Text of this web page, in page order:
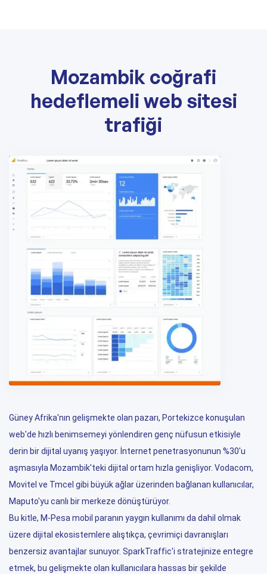
Mozambik coğrafi
hedeflemeli web sitesi
trafiği
Güney Afrika'nın gelişmekte olan pazarı, Portekizce konuşulan
web'de hızlı benimsemeyi yönlendiren genç nüfusun etkisiyle
derin bir dijital uyanış yaşıyor. İnternet penetrasyonunun %30'u
aşmasıyla Mozambik'teki dijital ortam hızla genişliyor. Vodacom,
Movitel ve Tmcel gibi büyük ağlar üzerinden bağlanan kullanıcılar,
Maputo'yu canlı bir merkeze dönüştürüyor.
Bu kitle, M-Pesa mobil paranın yaygın kullanımı da dahil olmak
üzere dijital ekosistemlere alıştıkça, çevrimiçi davranışları
benzersiz avantajlar sunuyor. SparkTraffic'i stratejinize entegre
etmek, bu gelişmekte olan kullanıcılara hassas bir şekilde